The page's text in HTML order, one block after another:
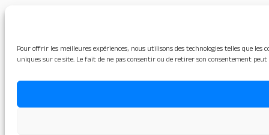
Pour offrir les meilleures expériences, nous utilisons des technologies telles que
uniques sur ce site. Le fait de ne pas consentir ou de retirer son consentement